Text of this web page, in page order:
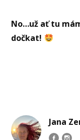
No…už ať tu
dočkat!
Jana